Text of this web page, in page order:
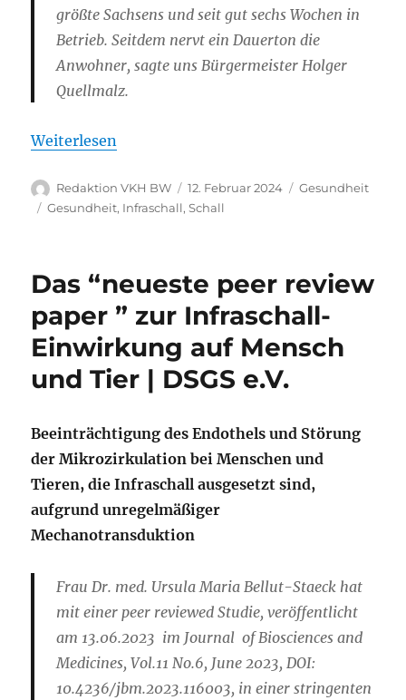
größte Sachsens und seit gut sechs Wochen in
Betrieb. Seitdem nervt ein Dauerton die
Anwohner, sagte uns Bürgermeister Holger
Quellmalz.
Weiterlesen
Autor
Redaktion VKH BW
Veröffentlicht
am
12. Februar 2024 Kategorien
Gesundheit
Schlagwörter
Gesundheit, Infraschall,Schall
Das “neueste peer review
paper ” zur Infraschall-
Einwirkung auf Mensch
und Tier | DSGS e.V.
Beeinträchtigung des Endothels und Störung
der Mikrozirkulation bei Menschen und
Tieren, die Infraschall ausgesetzt sind,
aufgrund unregelmäßiger
Mechanotransduktion
Frau Dr. med. Ursula Maria Bellut-Staeck hat
mit einer peer reviewed Studie, veröffentlicht
am 13.06.2023 im Journal of Biosciences and
Medicines, Vol.11 No.6, June 2023, DOI:
10.4236/jbm.2023.116003, in einer stringenten